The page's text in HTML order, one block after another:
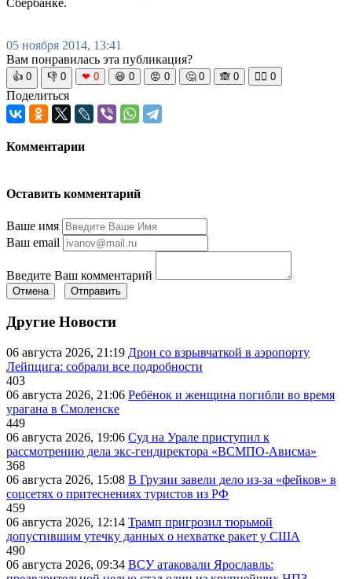
05 ноября 2014, 13:41
Вам понравилась эта публикация?
👍 0 👎 0 ❤ 0 😆 0 😡 0 🤔 0 🙈 0 🧘‍♀️ 0
Поделиться
Комментарии
Оставить комментарий
Ваше имя
Ваш email
Введите Ваш комментарий
Отмена Отправить
Другие Новости
06 августа 2026, 21:19 Дрон со взрывчаткой в аэропорту
Лейпцига: собрали все подробности
403
06 августа 2026, 21:06 Ребёнок и женщина погибли во время
урагана в Смоленске
449
06 августа 2026, 19:06 Суд на Урале приступил к
рассмотрению дела экс-гендиректора «ВСМПО-Ависма»
368
06 августа 2026, 15:08 В Грузии завели дело из-за «фейков» в
соцсетях о притеснениях туристов из РФ
459
06 августа 2026, 12:14 Трамп пригрозил тюрьмой
допустившим утечку данных о нехватке ракет у США
490
06 августа 2026, 09:34 ВСУ атаковали Ярославль: